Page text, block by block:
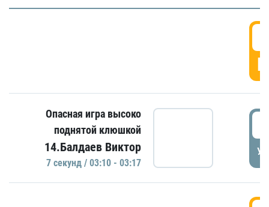
Опасная игра высоко
поднятой клюшкой
14.Балдаев Виктор
7 секунд / 03:10 - 03:17